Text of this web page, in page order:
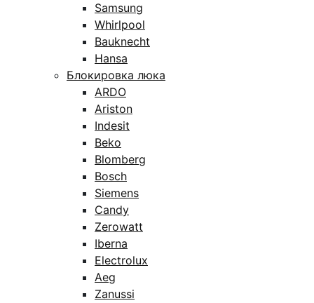
Samsung
Whirlpool
Bauknecht
Hansa
Блокировка люка
ARDO
Ariston
Indesit
Beko
Blomberg
Bosch
Siemens
Candy
Zerowatt
Iberna
Electrolux
Aeg
Zanussi